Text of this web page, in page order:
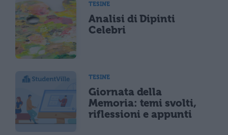
TESINE
Analisi di Dipinti
Celebri
TESINE
Giornata della
Memoria: temi svolti,
riflessioni e appunti